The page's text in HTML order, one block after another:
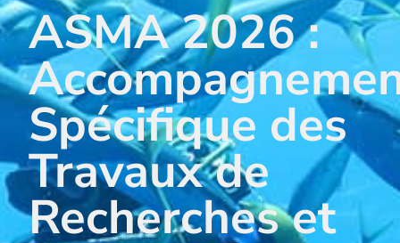
ASMA 2026 :
Spécifique des
Travaux de
Recherches et